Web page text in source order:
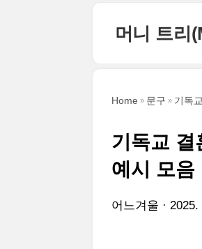
머니 트리
Home 문구 기독
기독교 결
예시 모음
어느겨울 2025.